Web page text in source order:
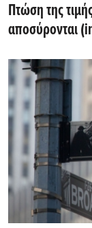
Πτώση της
αποσύρονται